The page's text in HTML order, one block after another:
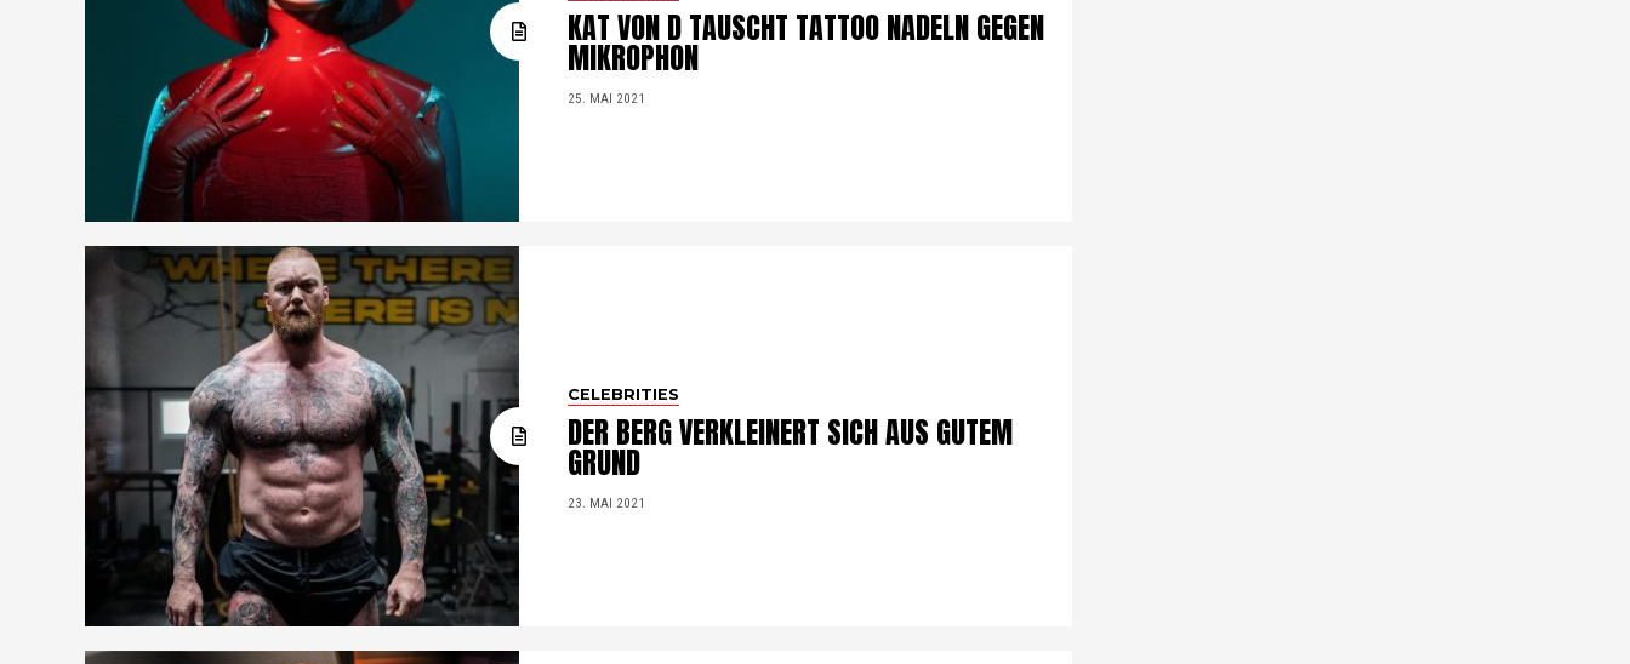
KAT VON D TAUSCHT TATTOO NADELN GEGEN
MIKROPHON
25. MAI 2021
CELEBRITIES
DER BERG VERKLEINERT SICH AUS GUTEM
GRUND
23. MAI 2021